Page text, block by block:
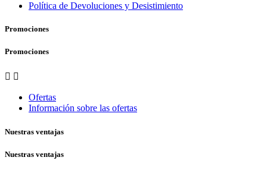
Política de Devoluciones y Desistimiento
Promociones
Promociones
 
Ofertas
Información sobre las ofertas
Nuestras ventajas
Nuestras ventajas